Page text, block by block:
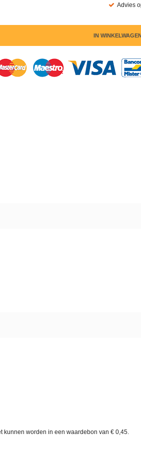
Advies
IN
kunnen worden in een waardebon van € 0,45.